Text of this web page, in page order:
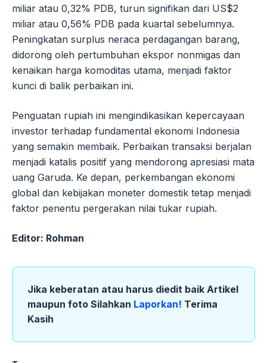
miliar atau 0,32% PDB, turun signifikan dari US$2
miliar atau 0,56% PDB pada kuartal sebelumnya.
Peningkatan surplus neraca perdagangan barang,
didorong oleh pertumbuhan ekspor nonmigas dan
kenaikan harga komoditas utama, menjadi faktor
kunci di balik perbaikan ini.
Penguatan rupiah ini mengindikasikan kepercayaan
investor terhadap fundamental ekonomi Indonesia
yang semakin membaik. Perbaikan transaksi berjalan
menjadi katalis positif yang mendorong apresiasi mata
uang Garuda. Ke depan, perkembangan ekonomi
global dan kebijakan moneter domestik tetap menjadi
faktor penentu pergerakan nilai tukar rupiah.
Editor: Rohman
Jika keberatan atau harus diedit baik Artikel
maupun foto Silahkan Laporkan! Terima
Kasih